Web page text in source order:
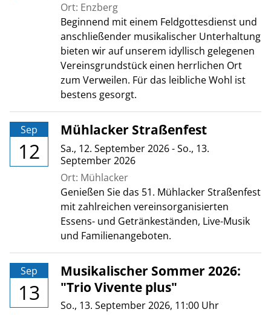
Ort: Enzberg
Beginnend mit einem Feldgottesdienst und
anschließender musikalischer Unterhaltung
bieten wir auf unserem idyllisch gelegenen
Vereinsgrundstück einen herrlichen Ort
zum Verweilen. Für das leibliche Wohl ist
bestens gesorgt.
Sep
12
Mühlacker Straßenfest
Sa., 12. September 2026-So., 13.
September 2026
Ort: Mühlacker
Genießen Sie das 51. Mühlacker Straßenfest
mit zahlreichen vereinsorganisierten
Essens- und Getränkeständen, Live-Musik
und Familienangeboten.
Sep
13
Musikalischer Sommer 2026:
"Trio Vivente plus"
So., 13. September 2026, 11:00 Uhr